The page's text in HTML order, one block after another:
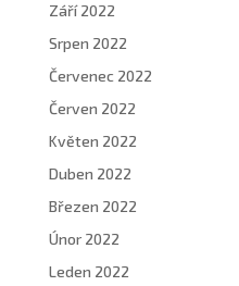
Září 2022
Srpen 2022
Červenec 2022
Červen 2022
Květen 2022
Duben 2022
Březen 2022
Únor 2022
Leden 2022